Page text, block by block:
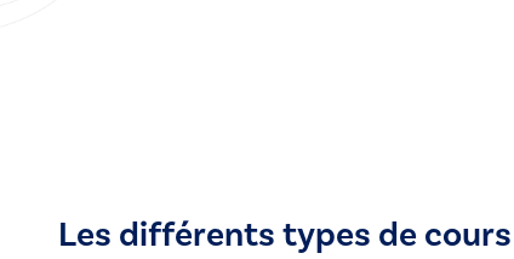
Les différents types de cours